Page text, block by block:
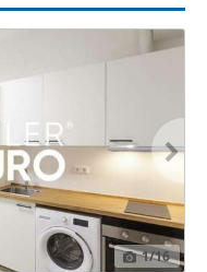
1/16